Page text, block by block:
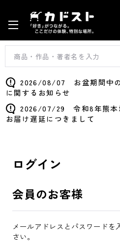
2026/08/07 お盆期間中
に関するお知らせ
2026/07/29 令和8年熊本
お届け遅延につきまして
ログイン
会員のお客様
メールアドレスとパスワードを
さい。